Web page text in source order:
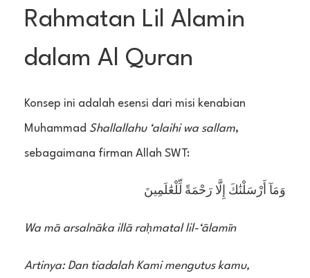
Rahmatan Lil Alamin
dalam Al Quran
Konsep ini adalah esensi dari misi kenabian
Muhammad Shallallahu ‘alaihi wa sallam,
sebagaimana firman Allah SWT:
وَمَآ أَرْسَلْنَٰكَ إِلَّا رَحْمَةً لِّلْعَٰلَمِينَ
Wa mā arsalnāka illā raḥmatal lil-‘ālamīn
Artinya: Dan tiadalah Kami mengutus kamu,